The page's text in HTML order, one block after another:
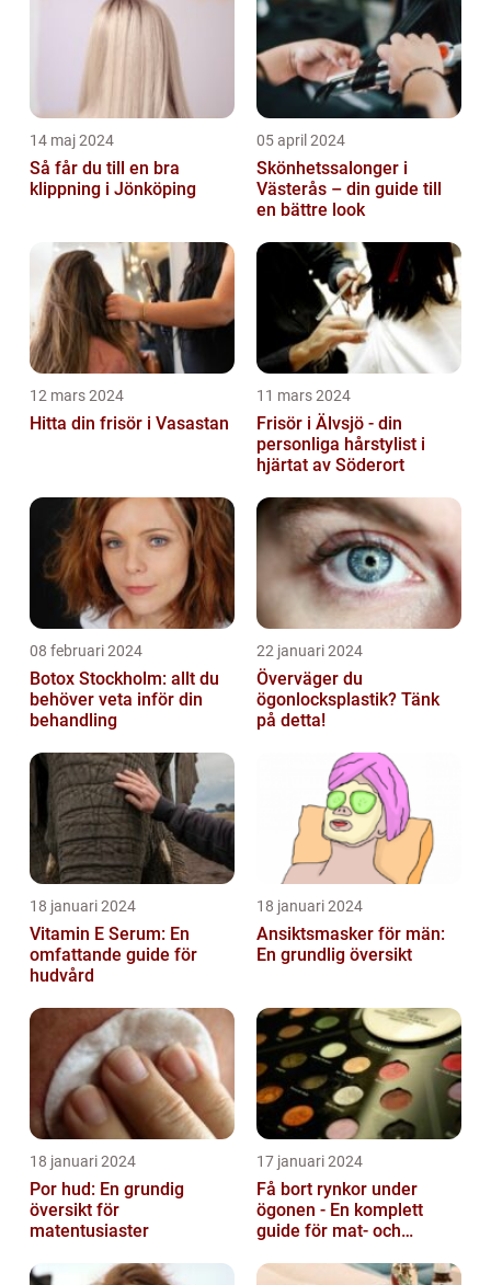
14 maj 2024
Så får du till en bra
klippning i Jönköping
05 april 2024
Skönhetssalonger i
Västerås – din guide till
en bättre look
12 mars 2024
Hitta din frisör i Vasastan
11 mars 2024
Frisör i Älvsjö - din
personliga hårstylist i
hjärtat av Söderort
08 februari 2024
Botox Stockholm: allt du
behöver veta inför din
behandling
22 januari 2024
Överväger du
ögonlocksplastik? Tänk
på detta!
18 januari 2024
Vitamin E Serum: En
omfattande guide för
hudvård
18 januari 2024
Ansiktsmasker för män:
En grundlig översikt
18 januari 2024
Por hud: En grundig
översikt för
matentusiaster
17 januari 2024
Få bort rynkor under
ögonen - En komplett
guide för mat- och